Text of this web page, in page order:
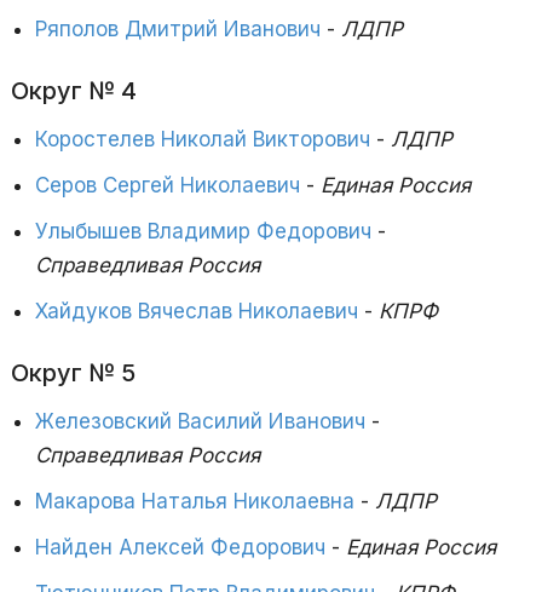
Ряполов Дмитрий Иванович - ЛДПР
Округ № 4
Коростелев Николай Викторович - ЛДПР
Серов Сергей Николаевич - Единая Россия
Улыбышев Владимир Федорович -
Справедливая Россия
Хайдуков Вячеслав Николаевич - КПРФ
Округ № 5
Железовский Василий Иванович -
Справедливая Россия
Макарова Наталья Николаевна - ЛДПР
Найден Алексей Федорович - Единая Россия